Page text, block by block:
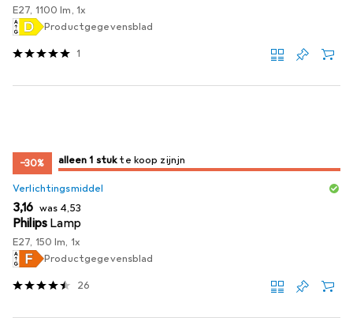
E27, 1100 lm, 1x
Productgegevensblad
1
−30% slechts 1 item te koop zijn
alleen 1 stuk te koop zijn
Verlichtingsmiddel
EUR
3,16 was EUR
4,53
Philips Lamp
E27, 150 lm, 1x
Productgegevensblad
26